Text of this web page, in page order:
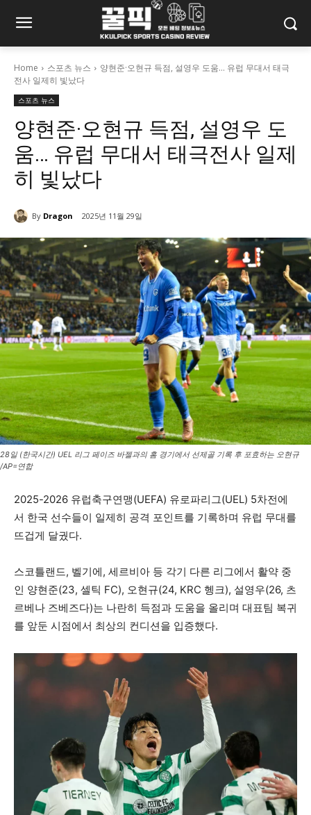
Home 스포츠 뉴스
양현준·오현규 득점, 설영우 도움… 유럽 무대서 태극
전사 일제히 빛났다
스포츠 뉴스
양현준·오현규 득점, 설영우 도
움… 유럽 무대서 태극전사 일제
히 빛났다
By Dragon 2025년 11월 29일
28일 (한국시간) UEL 리그 페이즈 바젤과의 홈 경기에서 선제골 기록 후 포효하는 오현규
/AP=연합
2025-2026 유럽축구연맹(UEFA) 유로파리그(UEL) 5차전에
서 한국 선수들이 일제히 공격 포인트를 기록하며 유럽 무대를
뜨겁게 달궜다.
스코틀랜드, 벨기에, 세르비아 등 각기 다른 리그에서 활약 중
인 양현준(23, 셀틱 FC), 오현규(24, KRC 헹크), 설영우(26, 츠
르베나 즈베즈다)는 나란히 득점과 도움을 올리며 대표팀 복귀
를 앞둔 시점에서 최상의 컨디션을 입증했다.